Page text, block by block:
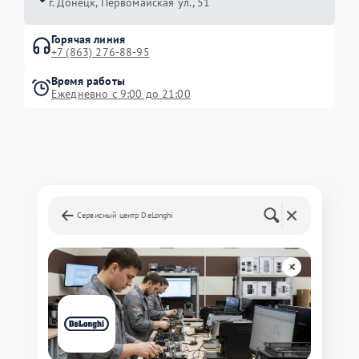
Горячая линия
+7 (863) 276-88-95
Время работы
Ежедневно с 9:00 до 21:00
Сервисный центр DeLonghi